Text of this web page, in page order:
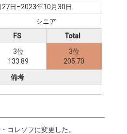
27日–2023年10月30日
シニア
FS
3位
133.89
Total
3位
205.70
備考
コレソフに変更した。